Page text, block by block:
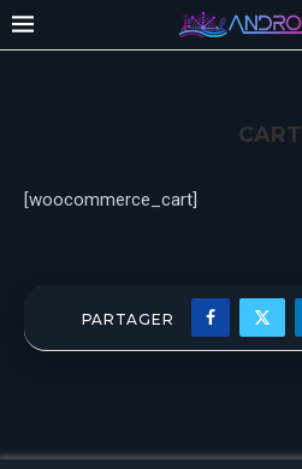
CART
[woocommerce_cart]
PARTAGER